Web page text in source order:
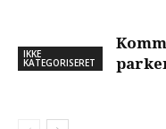
IKKE
KATEGORISERET